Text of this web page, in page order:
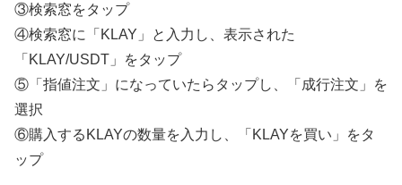
③検索窓をタップ
④検索窓に「KLAY」と入力し、表示された
「KLAY/USDT」をタップ
⑤「指値注文」になっていたらタップし、「成行注文」を
選択
⑥購入するKLAYの数量を入力し、「KLAYを買い」をタ
ップ